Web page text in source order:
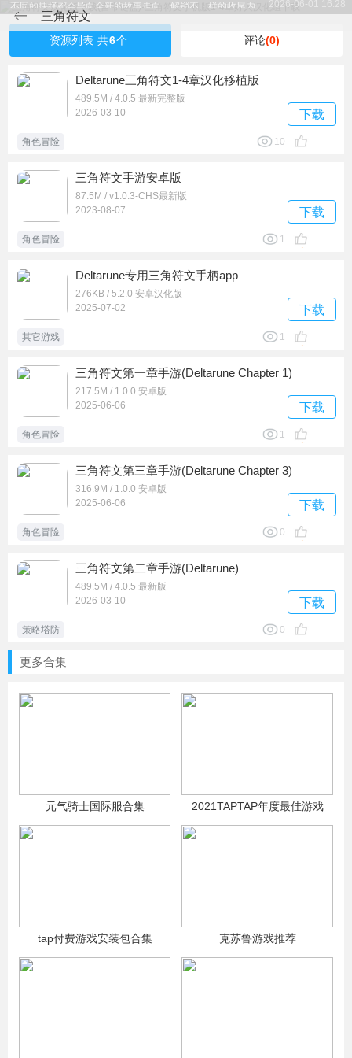
三角符文
不同的抉择都会导向全新的故事走向，解锁不一样的收尾内
容。
2026-06-01 16:28
资源列表 共6个 评论(0)
Deltarune三角符文1-4章汉化移植版
489.5M / 4.0.5 最新完整版
2026-03-10
下载
角色冒险 10
三角符文手游安卓版
87.5M / v1.0.3-CHS最新版
2023-08-07
下载
角色冒险 1
Deltarune专用三角符文手柄app
276KB / 5.2.0 安卓汉化版
2025-07-02
下载
其它游戏 1
三角符文第一章手游(Deltarune Chapter 1)
217.5M / 1.0.0 安卓版
2025-06-06
下载
角色冒险 1
三角符文第三章手游(Deltarune Chapter 3)
316.9M / 1.0.0 安卓版
2025-06-06
下载
角色冒险 0
三角符文第二章手游(Deltarune)
489.5M / 4.0.5 最新版
2026-03-10
下载
策略塔防 0
更多合集
元气骑士国际服合集 2021TAPTAP年度最佳游戏
tap付费游戏安装包合集 克苏鲁游戏推荐